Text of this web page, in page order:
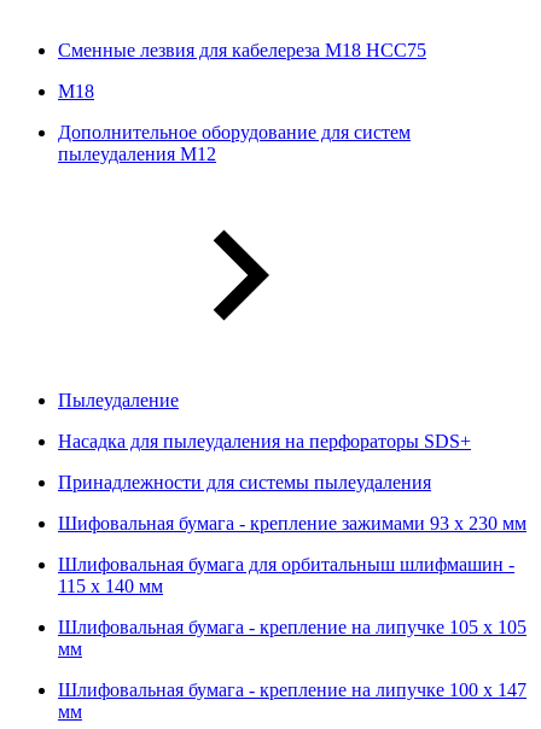
Сменные лезвия для кабелереза M18 HCC75
М18
Дополнительное оборудование для систем
пылеудаления М12
Пылеудаление
Насадка для пылеудаления на перфораторы SDS+
Принадлежности для системы пылеудаления
Шифовальная бумага - крепление зажимами 93 х 230 мм
Шлифовальная бумага для орбитальныш шлифмашин -
115 х 140 мм
Шлифовальная бумага - крепление на липучке 105 х 105
мм
Шлифовальная бумага - крепление на липучке 100 х 147
мм